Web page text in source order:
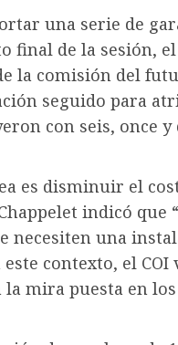
una serie de
final de la sesión,
la comisión del
seguido para
con seis, once y
es disminuir el
indicó que
necesiten una
contexto, el
mira puesta en los